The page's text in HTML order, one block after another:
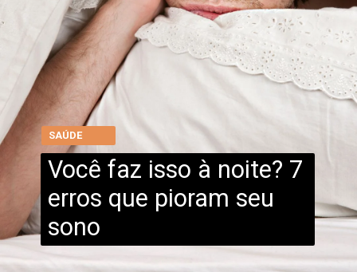
Você faz isso à noite? 7
erros que pioram seu
sono
SAÚDE